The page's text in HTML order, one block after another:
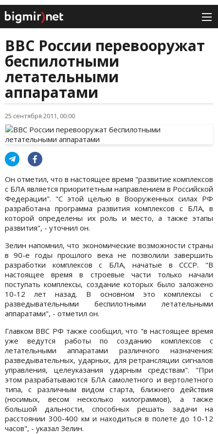
ВВС России перевооружат
беспилотными
летательными
аппаратами
25 сентября 2011, 00:00
Он отметил, что в настоящее время "развитие комплексов
с БЛА является приоритетным направлением в Российской
Федерации". "С этой целью в Вооруженных силах РФ
разработана программа развития комплексов с БЛА, в
которой определены их роль и место, а также этапы
развития", - уточнил он.
Зелин напомнил, что экономические возможности страны
в 90-е годы прошлого века не позволили завершить
разработки комплексов с БЛА, начатые в СССР. "В
настоящее время в строевые части только начали
поступать комплексы, создание которых было заложено
10-12 лет назад. В основном это комплексы с
разведывательными беспилотными летательными
аппаратами", - отметил он.
Главком ВВС РФ также сообщил, что "в настоящее время
уже ведутся работы по созданию комплексов с
летательными аппаратами различного назначения:
разведывательных, ударных, для ретрансляции сигналов
управления, целеуказания ударным средствам". "При
этом разрабатываются БЛА самолетного и вертолетного
типа, с различным видом старта, ближнего действия
(носимых, весом несколько килограммов), а также
большой дальности, способных решать задачи на
расстоянии 300-400 км и находиться в полете до 10-12
часов", - указал Зелин.